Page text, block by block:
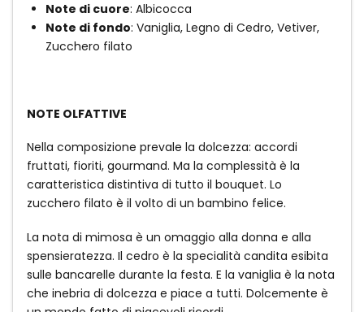
Note di cuore: Albicocca
Note di fondo: Vaniglia, Legno di Cedro, Vetiver,
Zucchero filato
NOTE OLFATTIVE
Nella composizione prevale la dolcezza: accordi
fruttati, fioriti, gourmand. Ma la complessità è la
caratteristica distintiva di tutto il bouquet. Lo
zucchero filato è il volto di un bambino felice.
La nota di mimosa è un omaggio alla donna e alla
spensieratezza. Il cedro è la specialità candita esibita
sulle bancarelle durante la festa. E la vaniglia è la nota
che inebria di dolcezza e piace a tutti. Dolcemente è